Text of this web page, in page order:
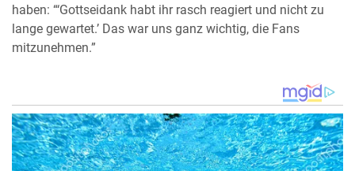
haben: “‘Gottseidank habt ihr rasch reagiert und nicht zu
lange gewartet.’ Das war uns ganz wichtig, die Fans
mitzunehmen.”